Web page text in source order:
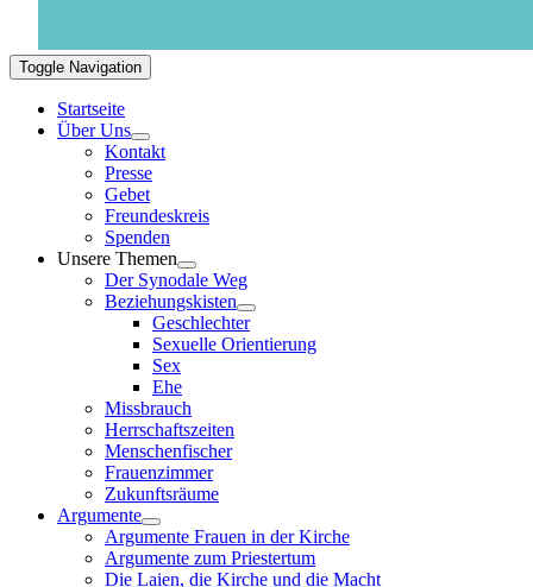
Toggle Navigation
Startseite
Über Uns
Kontakt
Presse
Gebet
Freundeskreis
Spenden
Unsere Themen
Der Synodale Weg
Beziehungskisten
Geschlechter
Sexuelle Orientierung
Sex
Ehe
Missbrauch
Herrschaftszeiten
Menschenfischer
Frauenzimmer
Zukunftsräume
Argumente
Argumente Frauen in der Kirche
Argumente zum Priestertum
Die Laien, die Kirche und die Macht